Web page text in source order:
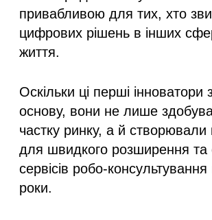
привабливою для тих, хто
цифрових рішень в інших
життя.
Оскільки ці перші інноватори
основу, вони не лише
частку ринку, а й
для швидкого розширення та
сервісів робо-консультування
роки.